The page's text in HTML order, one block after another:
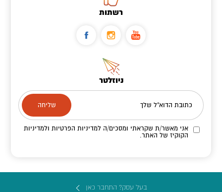
רשתות
ניוזלטר
כתובת הדוא"ל שלך
אני מאשר/ת שקראתי ומסכים/הלמדיניות הפרטיות ולמדיניות
הקוקיז של האתר.
בעל עסק? התחבר כאן